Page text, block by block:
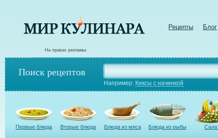
Рецепты Блог
На правах рекламы:
Поиск рецептов
Например: Кексы с начинкой
Первые блюда Вторые блюда Блюда из мяса Блюда из рыбы